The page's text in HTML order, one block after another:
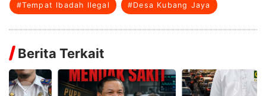
#Tempat Ibadah Ilegal #Desa Kubang Jaya
Berita Terkait